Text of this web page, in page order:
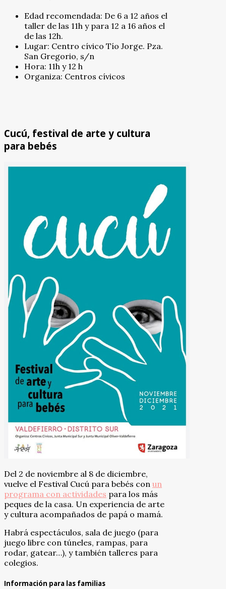
Edad recomendada: De 6 a 12 años el
taller de las 11h y para 12 a 16 años el
de las 12h.
Lugar: Centro cívico Tío Jorge. Pza.
San Gregorio, s/n
Hora: 11h y 12 h
Organiza: Centros cívicos
Cucú, festival de arte y cultura
para bebés
Del 2 de noviembre al 8 de diciembre,
vuelve el Festival Cucú para bebés con un
programa con actividades para los más
peques de la casa. Un experiencia de arte
y cultura acompañados de papá o mamá.
Habrá espectáculos, sala de juego (para
juego libre con túneles, rampas, para
rodar, gatear…), y también talleres para
colegios.
Información para las familias